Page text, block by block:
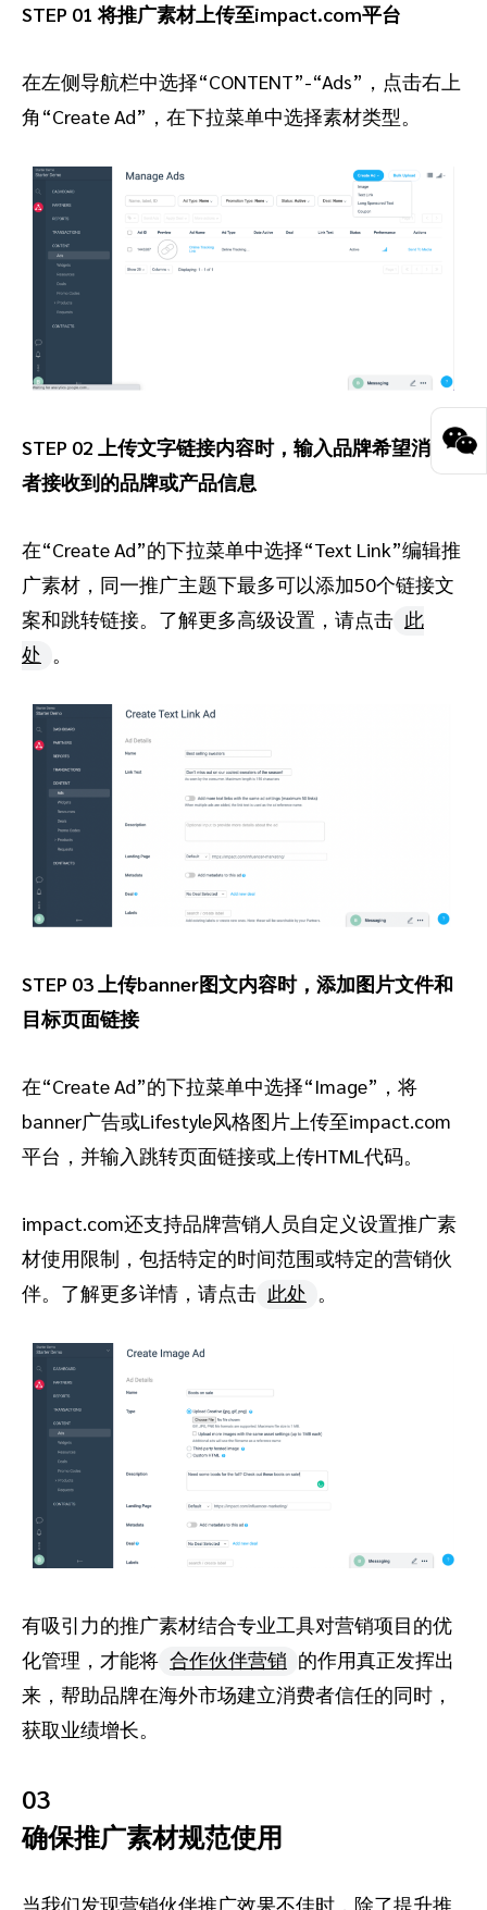
STEP 01 将推广素材上传至impact.com平台
在左侧导航栏中选择“CONTENT”-“Ads”，点击右上
角“Create Ad”，在下拉菜单中选择素材类型。
STEP 02 上传文字链接内容时，输入品牌希望消费
者接收到的品牌或产品信息
在“Create Ad”的下拉菜单中选择“Text Link”编辑推
广素材，同一推广主题下最多可以添加50个链接文
案和跳转链接。了解更多高级设置，请点击 此
处 。
STEP 03 上传banner图文内容时，添加图片文件和
目标页面链接
在“Create Ad”的下拉菜单中选择“Image”，将
banner广告或Lifestyle风格图片上传至impact.com
平台，并输入跳转页面链接或上传HTML代码。
impact.com还支持品牌营销人员自定义设置推广素
材使用限制，包括特定的时间范围或特定的营销伙
伴。了解更多详情，请点击 此处 。
有吸引力的推广素材结合专业工具对营销项目的优
化管理，才能将 合作伙伴营销 的作用真正发挥出
来，帮助品牌在海外市场建立消费者信任的同时，
获取业绩增长。
03
确保推广素材规范使用
当我们发现营销伙伴推广效果不佳时，除了提升推